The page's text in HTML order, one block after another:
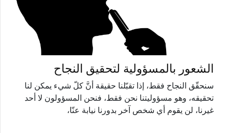
الشعور بالمسؤولية لتحقيق النجاح
سنحقّق النجاح فقط، إذا تقبّلنا حقيقة أنَّ كلّ شيء يمكن لنا
تحقيقه، وهو مسؤوليتنا نحن فقط، فنحن المسؤولون لا أحد
غيرنا، لن يقوم أي شخص آخر بدورنا نيابة عنّا،